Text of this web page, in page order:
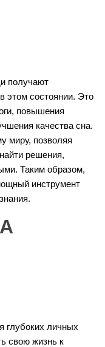
получают
этом состоянии. Это
повышения
качества сна.
миру, позволяя
решения,
Таким образом,
инструмент
глубоких личных
свою жизнь к